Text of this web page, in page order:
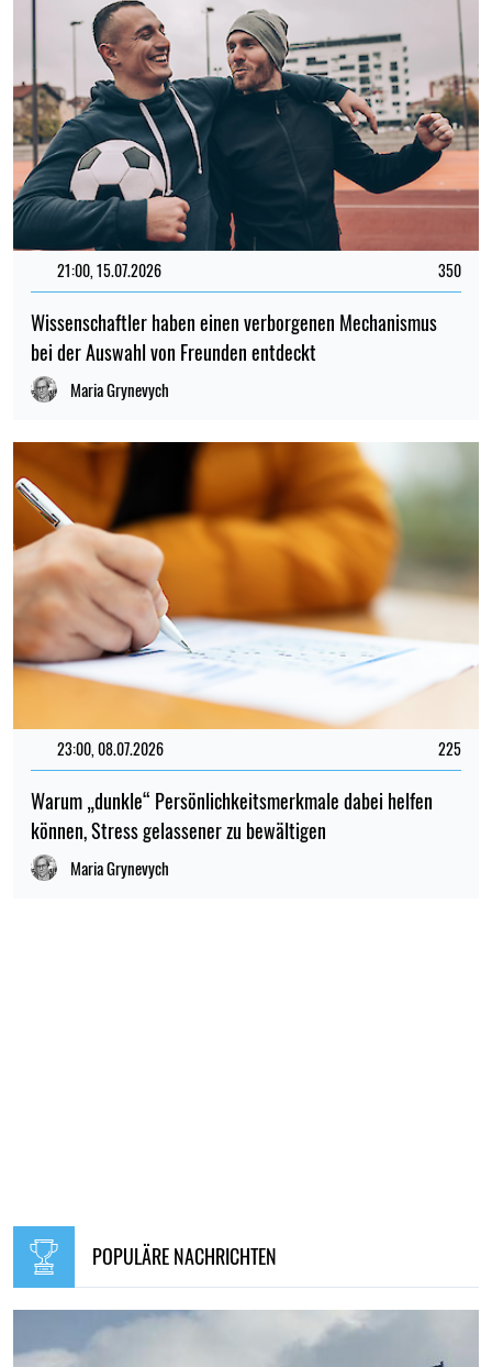
21:00, 15.07.2026 350
Wissenschaftler haben einen verborgenen Mechanismus
bei der Auswahl von Freunden entdeckt
Maria Grynevych
23:00, 08.07.2026 225
Warum „dunkle“ Persönlichkeitsmerkmale dabei helfen
können, Stress gelassener zu bewältigen
Maria Grynevych
POPULÄRE NACHRICHTEN